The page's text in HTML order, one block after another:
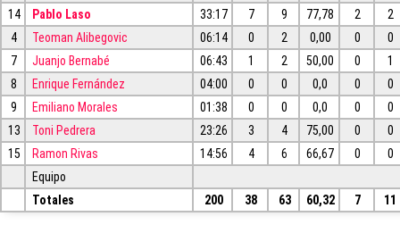
14
Pablo Laso 33:17 7 9 77,78 2
2
4
Teoman Alibegovic 06:14 0 2 0,00 0
0
7
Juanjo Bernabé 06:43 1 2 50,00 0
1
8
Enrique Fernández 04:00 0 0 0,0 0
0
9
Emiliano Morales 01:38 0 0 0,0 0
0
13
Toni Pedrera 23:26 3 4 75,00 0
0
15
Ramon Rivas 14:56 4 6 66,67 0
0
Equipo
Totales
200 38 63 60,32 7 11